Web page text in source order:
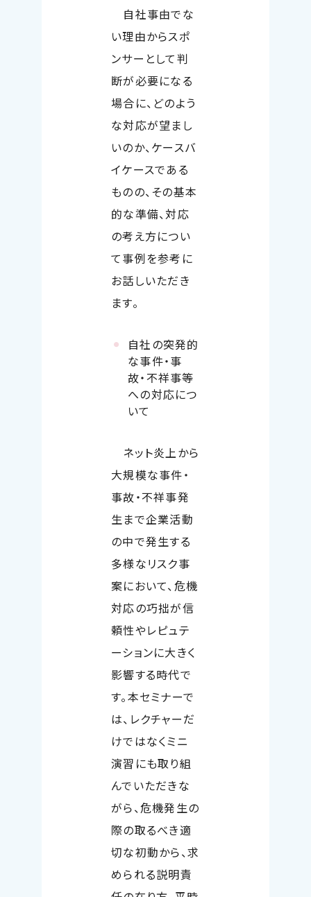
自社事由でな
い理由からスポ
ンサーとして判
断が必要になる
場合に、どのよう
な対応が望まし
いのか、ケースバ
イケースである
ものの、その基本
的な準備、対応
の考え方につい
て事例を参考に
お話しいただき
ます。
自社の突発的
な事件・事
故・不祥事等
への対応につ
いて
ネット炎上から
大規模な事件・
事故・不祥事発
生まで企業活動
の中で発生する
多様なリスク事
案において、危機
対応の巧拙が信
頼性やレピュテ
ーションに大きく
影響する時代で
す。本セミナーで
は、レクチャーだ
けではなくミニ
演習にも取り組
んでいただきな
がら、危機発生の
際の取るべき適
切な初動から、求
められる説明責